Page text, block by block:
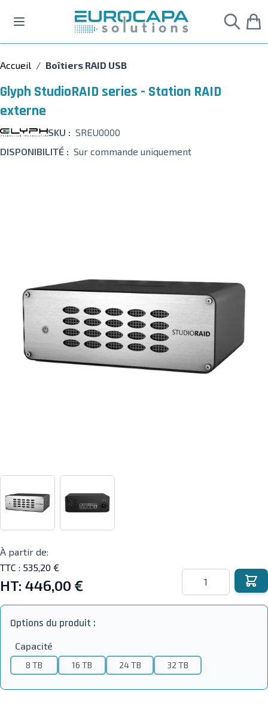
Accueil / Boîtiers RAID USB
Glyph StudioRAID series - Station RAID
externe
SKU : SREU0000
DISPONIBILITÉ : Sur commande uniquement
À partir de:
TTC : 535,20 €
HT: 446,00 €
Quantité
Options du produit :
Capacité
8 TB 16 TB 24 TB 32 TB